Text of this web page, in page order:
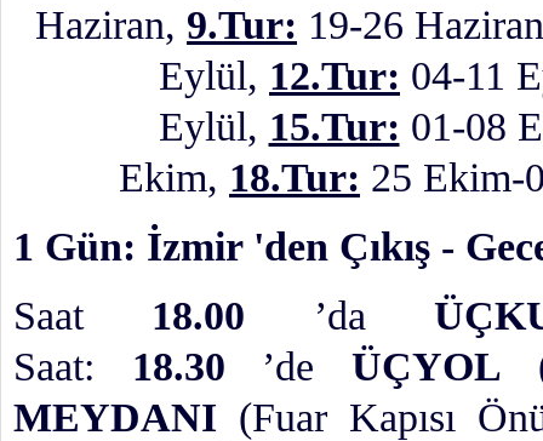
Haziran, 9.Tur: 19-26
Eylül, 12.Tur: 04-11
Eylül, 15.Tur: 01-08
Ekim, 18.Tur: 25 Ekim-
1 Gün: İzmir 'den Çıkış -
Saat 18.00 ’da
Saat: 18.30 ’de ÜÇYOL
MEYDANI (Fuar Kapısı